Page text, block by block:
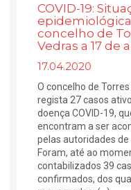
COVID-19:
concelho de
Vedras a 17 de
17.04.2020
O concelho de
regista 27 casos
doença COVID-19,
encontram a ser
pelas autoridades de
Foram, até ao
contabilizados 39
confirmados, dos